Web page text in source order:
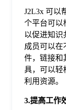
J2L3x 可以
个平台可以
以促进知识
成员可以在
件，链接和
具，可以轻
利用资源。
3.提高工作